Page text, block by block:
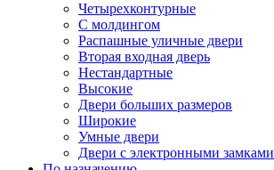
Четырехконтурные
С молдингом
Распашные уличные двери
Вторая входная дверь
Нестандартные
Высокие
Двери больших размеров
Широкие
Умные двери
Двери с электронными замками